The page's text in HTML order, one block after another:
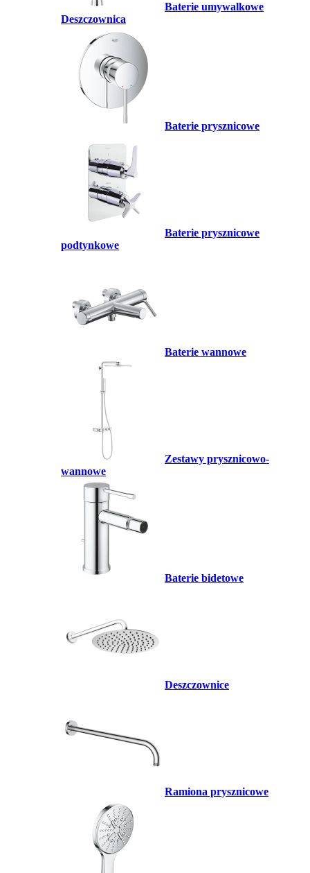
Baterie umywalkowe
Deszczownica
Baterie prysznicowe
Baterie prysznicowe
podtynkowe
Baterie wannowe
Zestawy prysznicowo-
wannowe
Baterie bidetowe
Deszczownice
Ramiona prysznicowe